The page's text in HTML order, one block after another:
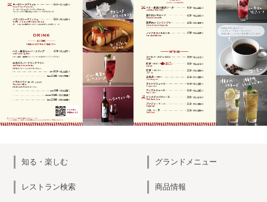
知る・楽しむ グランドメニュー
レストラン検索 商品情報